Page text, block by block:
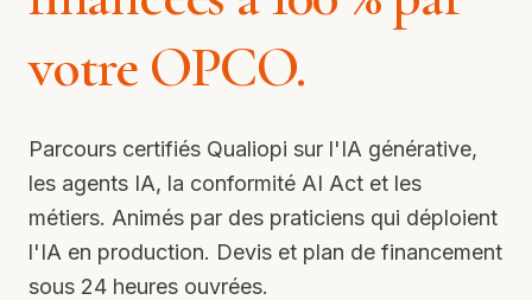
votre OPCO.
Parcours certifiés Qualiopi sur l'IA générative,
les agents IA, la conformité AI Act et les
métiers. Animés par des praticiens qui déploient
l'IA en production. Devis et plan de financement
sous 24 heures ouvrées.